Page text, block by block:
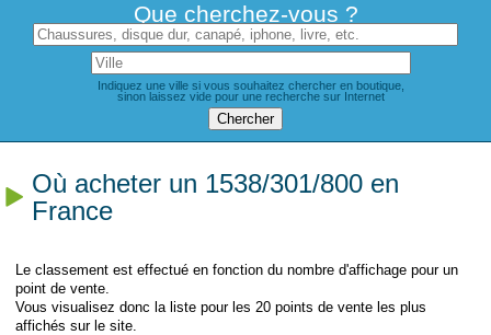
Que cherchez-vous ?
Indiquez une ville si vous souhaitez chercher en boutique,
sinon laissez vide pour une recherche sur Internet
Où acheter un 1538/301/800 en
France
Le classement est effectué en fonction du nombre d'affichage pour un
point de vente.
Vous visualisez donc la liste pour les 20 points de vente les plus
affichés sur le site.